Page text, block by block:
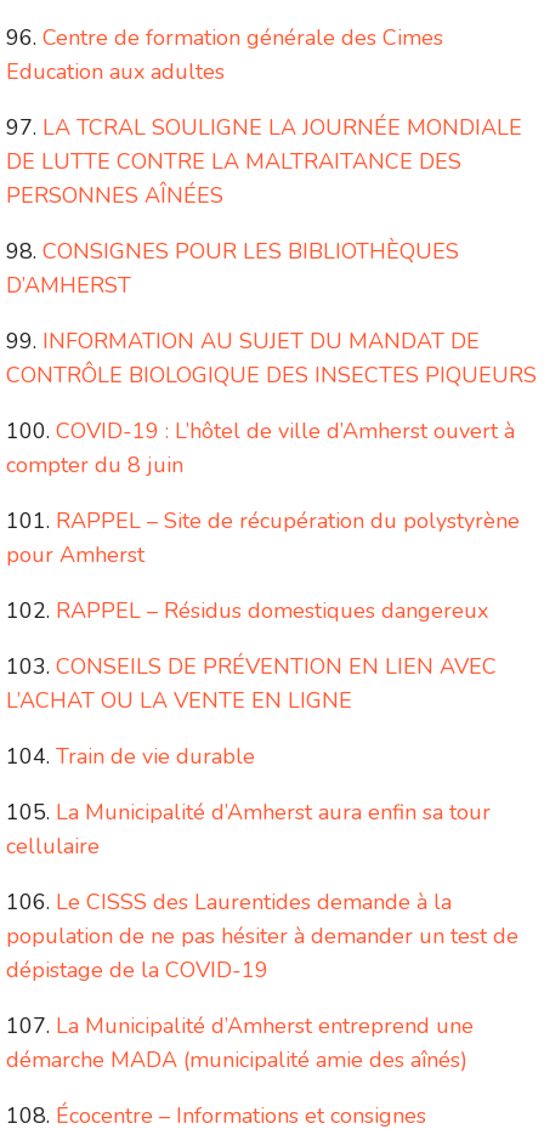
Centre de formation générale des Cimes
Education aux adultes
LA TCRAL SOULIGNE LA JOURNÉE MONDIALE
DE LUTTE CONTRE LA MALTRAITANCE DES
PERSONNES AÎNÉES
CONSIGNES POUR LES BIBLIOTHÈQUES
D’AMHERST
INFORMATION AU SUJET DU MANDAT DE
CONTRÔLE BIOLOGIQUE DES INSECTES PIQUEURS
COVID-19 : L’hôtel de ville d’Amherst ouvert à
compter du 8 juin
RAPPEL – Site de récupération du polystyrène
pour Amherst
RAPPEL – Résidus domestiques dangereux
CONSEILS DE PRÉVENTION EN LIEN AVEC
L’ACHAT OU LA VENTE EN LIGNE
Train de vie durable
La Municipalité d’Amherst aura enfin sa tour
cellulaire
Le CISSS des Laurentides demande à la
population de ne pas hésiter à demander un test de
dépistage de la COVID-19
La Municipalité d’Amherst entreprend une
démarche MADA (municipalité amie des aînés)
Écocentre – Informations et consignes